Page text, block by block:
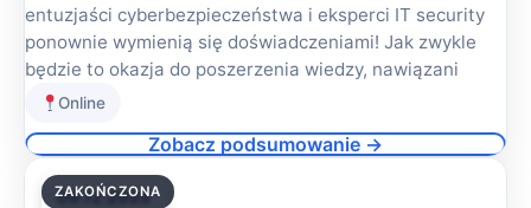
entuzjaści cyberbezpieczeństwa i eksperci IT security
ponownie wymienią się doświadczeniami! Jak zwykle
będzie to okazja do poszerzenia wiedzy, nawiązani
Online
Zobacz podsumowanie →
09.12.2025
ZAKOŃCZONA